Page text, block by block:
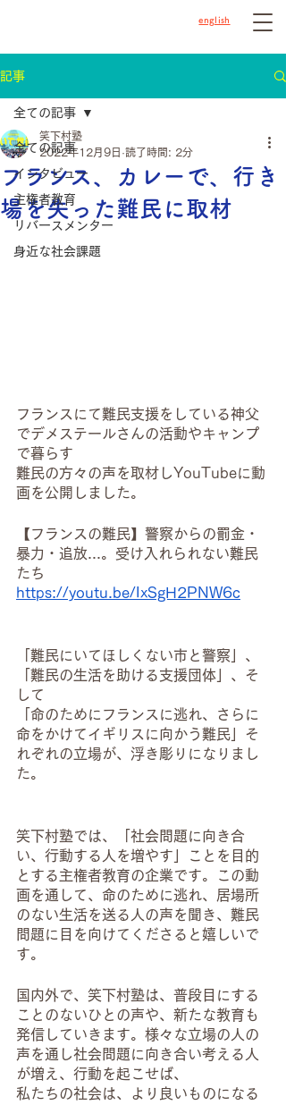
english
記事
全ての記事
インタビュー
主権者教育
リバースメンター
身近な社会課題
全ての記事
フランス、カレーで、行き
場を失った難民に取材
笑下村塾
2022年12月9日 読了時間: 2分
フランスにて難民支援をしている神父
でデメステールさんの活動やキャンプ
で暮らす
難民の方々の声を取材しYouTubeに動
画を公開しました。
【フランスの難民】警察からの罰金・
暴力・追放...。受け入れられない難民
たち
https://youtu.be/IxSgH2PNW6c
「難民にいてほしくない市と警察」、
「難民の生活を助ける支援団体」、そ
して
「命のためにフランスに逃れ、さらに
命をかけてイギリスに向かう難民」そ
れぞれの立場が、浮き彫りになりまし
た。
笑下村塾では、「社会問題に向き合
い、行動する人を増やす」ことを目的
とする主権者教育の企業です。この動
画を通して、命のために逃れ、居場所
のない生活を送る人の声を聞き、難民
問題に目を向けてくださると嬉しいで
す。
国内外で、笑下村塾は、普段目にする
ことのないひとの声や、新たな教育も
発信していきます。様々な立場の人の
声を通し社会問題に向き合い考える人
が増え、行動を起こせば、
私たちの社会は、より良いものになる